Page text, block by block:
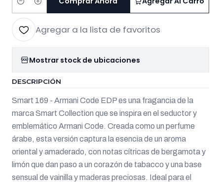
Cantidad
Agregar a la lista de favoritos
Mostrar stock de ubicaciones
DESCRIPCIÓN
Smart 169 - Armani Code EDP es una fragancia de la
marca Smart Collection que se inspira en el seductor y
emblemático Armani Code. Creada como un perfume
árabe, esta versión captura la esencia de un aroma
oriental y amaderado, con notas cítricas de bergamota y
limón que dan paso a un corazón de tabacco y una base
sensual de vainilla y maderas preciosas. Ideal para el